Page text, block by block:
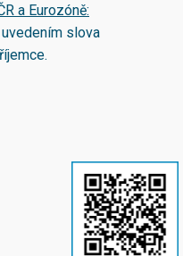
a Eurozóně:
slova